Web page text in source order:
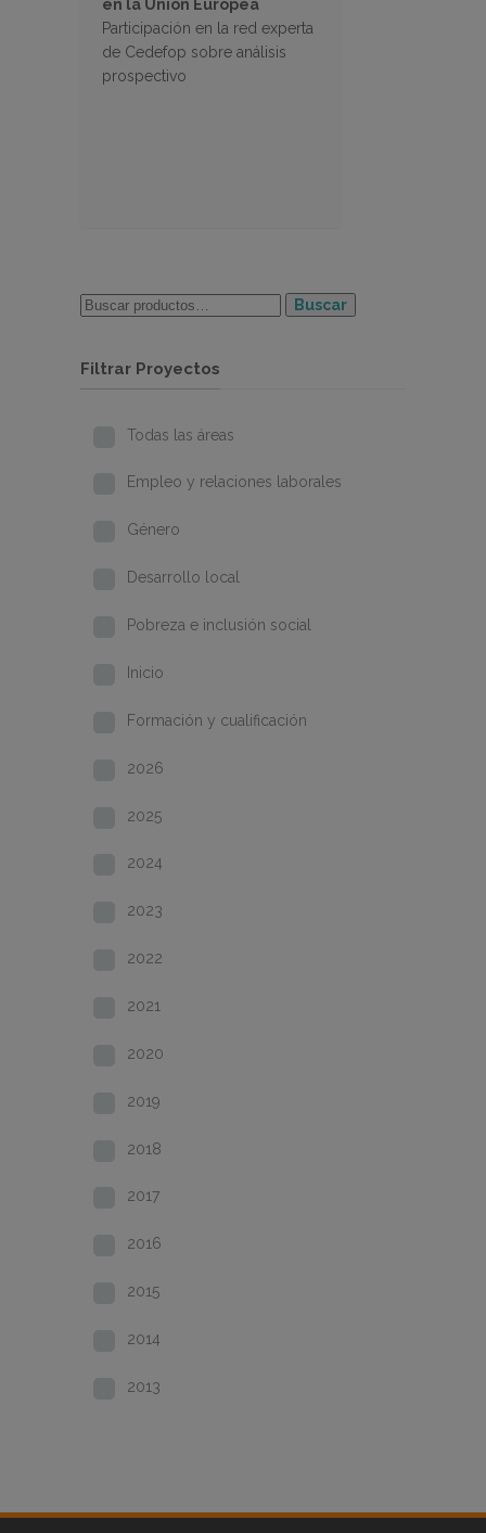
en la Unión Europea
Participación en la red experta
de Cedefop sobre análisis
prospectivo
Buscar
Filtrar Proyectos
Todas las áreas
Empleo y relaciones laborales
Género
Desarrollo local
Pobreza e inclusión social
Inicio
Formación y cualificación
2026
2025
2024
2023
2022
2021
2020
2019
2018
2017
2016
2015
2014
2013